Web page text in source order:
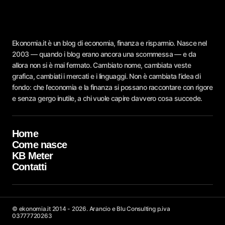
Ekonomia.it è un blog di economia, finanza e risparmio. Nasce nel
2003 — quando i blog erano ancora una scommessa — e da
allora non si è mai fermato. Cambiato nome, cambiata veste
grafica, cambiati i mercati e i linguaggi. Non è cambiata l’idea di
fondo: che l’economia e la finanza si possano raccontare con rigore
e senza gergo inutile, a chi vuole capire davvero cosa succede.
Home
Come nasce
KB Meter
Contatti
© ekonomia.it 2014 - 2026. Arancio e Blu Consulting p.iva
03777720263